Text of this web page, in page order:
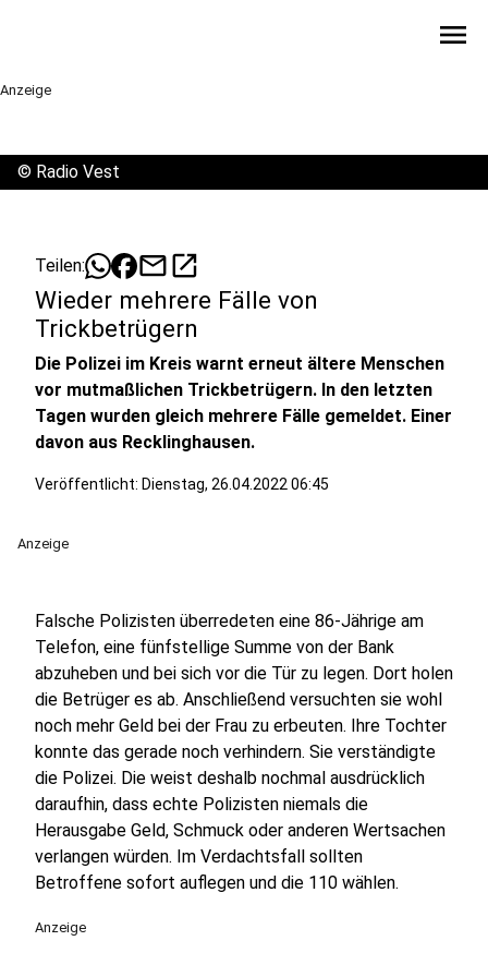
menu
Anzeige
© Radio Vest
Teilen: mailopen_in_new
Wieder mehrere Fälle von
Trickbetrügern
Die Polizei im Kreis warnt erneut ältere Menschen
vor mutmaßlichen Trickbetrügern. In den letzten
Tagen wurden gleich mehrere Fälle gemeldet. Einer
davon aus Recklinghausen.
Veröffentlicht: Dienstag, 26.04.2022 06:45
Anzeige
Falsche Polizisten überredeten eine 86-Jährige am
Telefon, eine fünfstellige Summe von der Bank
abzuheben und bei sich vor die Tür zu legen. Dort holen
die Betrüger es ab. Anschließend versuchten sie wohl
noch mehr Geld bei der Frau zu erbeuten. Ihre Tochter
konnte das gerade noch verhindern. Sie verständigte
die Polizei. Die weist deshalb nochmal ausdrücklich
daraufhin, dass echte Polizisten niemals die
Herausgabe Geld, Schmuck oder anderen Wertsachen
verlangen würden. Im Verdachtsfall sollten
Betroffene sofort auflegen und die 110 wählen.
Anzeige